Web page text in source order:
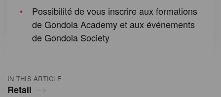
IN THIS ARTICLE
Retail
Possibilité de vous inscrire aux formations
de Gondola Academy et aux événements
de Gondola Society